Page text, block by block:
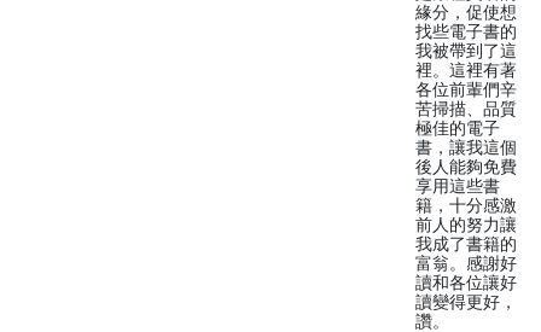
緣分，促使想
找些電子書的
我被帶到了這
裡。這裡有著
各位前輩們辛
苦掃描、品質
極佳的電子
書，讓我這個
後人能夠免費
享用這些書
籍，十分感激
前人的努力讓
我成了書籍的
富翁。感謝好
讀和各位讓好
讀變得更好，
讚。